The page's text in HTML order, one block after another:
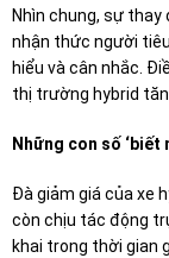
Nhìn chung, sự
nhận thức người
hiểu và cân nhắc.
thị trường hybrid
Những con số ‘biết
Đà giảm giá của xe
còn chịu tác động
khai trong thời gian